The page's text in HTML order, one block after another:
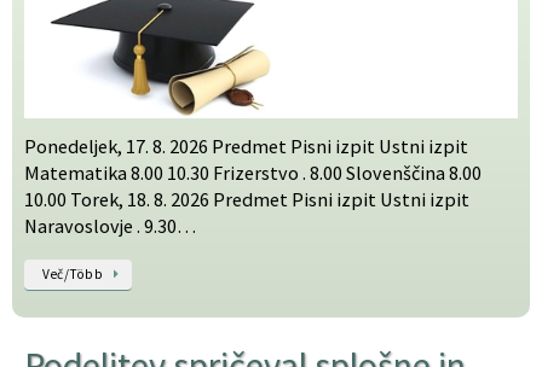
Ponedeljek, 17. 8. 2026 Predmet Pisni izpit Ustni izpit
Matematika 8.00 10.30 Frizerstvo . 8.00 Slovenščina 8.00
10.00 Torek, 18. 8. 2026 Predmet Pisni izpit Ustni izpit
Naravoslovje . 9.30…
Več/Több